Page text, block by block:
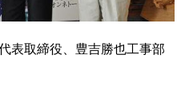
表取締役、豊吉勝也工事部